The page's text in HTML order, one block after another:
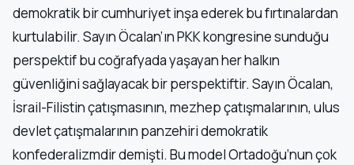
demokratik bir cumhuriyet inşa ederek bu fırtınalardan
kurtulabilir. Sayın Öcalan’ın PKK kongresine sunduğu
perspektif bu coğrafyada yaşayan her halkın
güvenliğini sağlayacak bir perspektiftir. Sayın Öcalan,
İsrail-Filistin çatışmasının, mezhep çatışmalarının, ulus
devlet çatışmalarının panzehiri demokratik
konfederalizmdir demişti. Bu model Ortadoğu’nun çok